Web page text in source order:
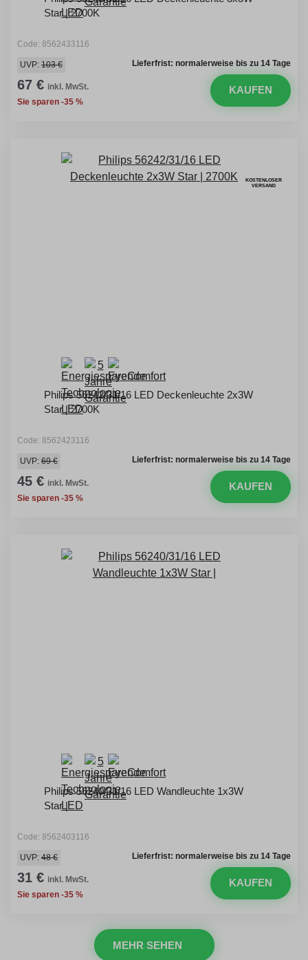
Star | 2700K
Code: 8562433116
Lieferfrist: normalerweise bis zu 14 Tage
UVP: 103 €
67 € inkl. MwSt.
Sie sparen -35 %
KAUFEN
KOSTENLOSER
VERSAND
Philips 56242/31/16 LED Deckenleuchte 2x3W
Star | 2700K
Code: 8562423116
Lieferfrist: normalerweise bis zu 14 Tage
UVP: 69 €
45 € inkl. MwSt.
Sie sparen -35 %
KAUFEN
Philips 56240/31/16 LED Wandleuchte 1x3W
Star |
Code: 8562403116
Lieferfrist: normalerweise bis zu 14 Tage
UVP: 48 €
31 € inkl. MwSt.
Sie sparen -35 %
KAUFEN
MEHR SEHEN